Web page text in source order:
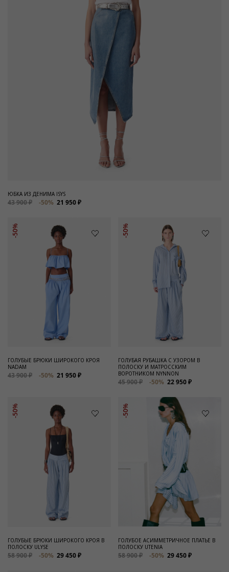
ЮБКА ИЗ ДЕНИМА ISYS
43 900 ₽ -50% 21 950 ₽
-50%
ГОЛУБЫЕ БРЮКИ ШИРОКОГО КРОЯ
NADAM
43 900 ₽ -50% 21 950 ₽
-50%
ГОЛУБАЯ РУБАШКА С УЗОРОМ В
ПОЛОСКУ И МАТРОССКИМ
ВОРОТНИКОМ NYNNON
45 900 ₽ -50% 22 950 ₽
-50%
ГОЛУБЫЕ БРЮКИ ШИРОКОГО КРОЯ В
ПОЛОСКУ ULYSE
58 900 ₽ -50% 29 450 ₽
-50%
ГОЛУБОЕ АСИММЕТРИЧНОЕ ПЛАТЬЕ В
ПОЛОСКУ UTENIA
58 900 ₽ -50% 29 450 ₽